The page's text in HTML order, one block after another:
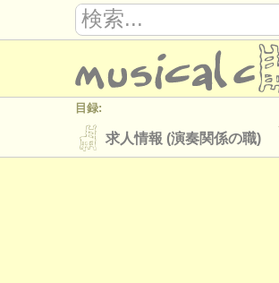
目録:
求人情報 (演奏関係の職)